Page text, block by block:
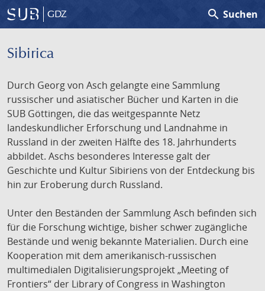
GDZ search Suchen
Sibirica
Durch Georg von Asch gelangte eine Sammlung
russischer und asiatischer Bücher und Karten in die
SUB Göttingen, die das weitgespannte Netz
landeskundlicher Erforschung und Landnahme in
Russland in der zweiten Hälfte des 18. Jahrhunderts
abbildet. Aschs besonderes Interesse galt der
Geschichte und Kultur Sibiriens von der Entdeckung bis
hin zur Eroberung durch Russland.
Unter den Beständen der Sammlung Asch befinden sich
für die Forschung wichtige, bisher schwer zugängliche
Bestände und wenig bekannte Materialien. Durch eine
Kooperation mit dem amerikanisch-russischen
multimedialen Digitalisierungsprojekt „Meeting of
Frontiers“ der Library of Congress in Washington